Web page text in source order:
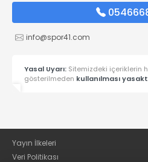
info@spor41.com
Yasal Uyarı: Sitemizdeki içeriklerin
gösterilmeden kullanılması
Yayın İlkeleri
Veri Politikası